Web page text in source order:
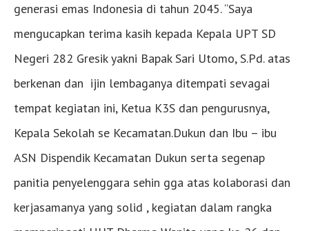
generasi emas Indonesia di tahun 2045. “Saya
mengucapkan terima kasih kepada Kepala UPT SD
Negeri 282 Gresik yakni Bapak Sari Utomo, S.Pd. atas
berkenan dan ijin lembaganya ditempati sevagai
tempat kegiatan ini, Ketua K3S dan pengurusnya,
Kepala Sekolah se Kecamatan.Dukun dan Ibu – ibu
ASN Dispendik Kecamatan Dukun serta segenap
panitia penyelenggara sehin gga atas kolaborasi dan
kerjasamanya yang solid , kegiatan dalam rangka